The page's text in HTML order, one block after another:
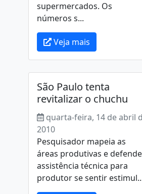
supermercados. Os
números s...
Veja mais
São Paulo tenta
revitalizar o chuchu
quarta-feira, 14 de abril
2010
Pesquisador mapeia as
áreas produtivas e defende
assistência técnica para
produtor se sentir